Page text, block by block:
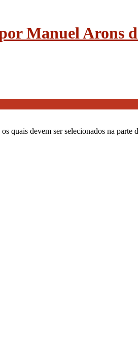
Manuel Arons
quais devem ser selecionados na